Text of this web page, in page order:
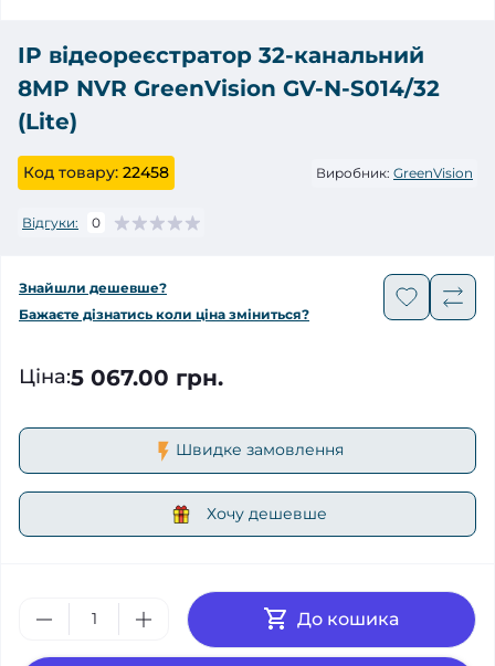
IP відеореєстратор 32-канальний
8MP NVR GreenVision GV-N-S014/32
(Lite)
Код товару: 22458 Виробник: GreenVision
Відгуки: 0
Знайшли дешевше?
Бажаєте дізнатись коли ціна зміниться?
Ціна:5 067.00 грн.
Швидке замовлення
Хочу дешевше
До кошика